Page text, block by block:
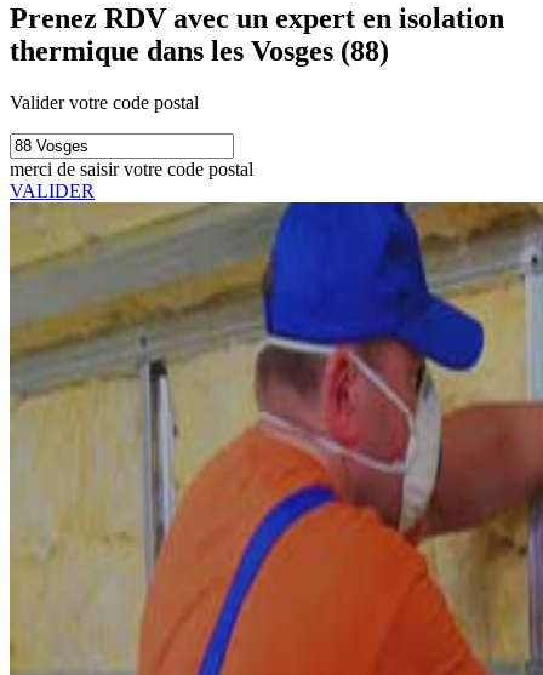
Prenez RDV avec un expert en isolation
thermique dans les Vosges (88)
Valider votre code postal
merci de saisir votre code postal
VALIDER